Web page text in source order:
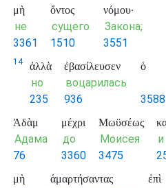
μὴ
не
3361
ὄντος
сущего
1510
νόμου·
Закона;
3551
14 ἀλλὰ
но
235
ἐβασίλευσεν
воцарилась
936
ὁ
3588
Ἀδὰμ
Адама
76
μέχρι
до
3360
Μωϋσέως
Моисея
3475
и
μὴ ἁμαρτήσαντας ἐπὶ